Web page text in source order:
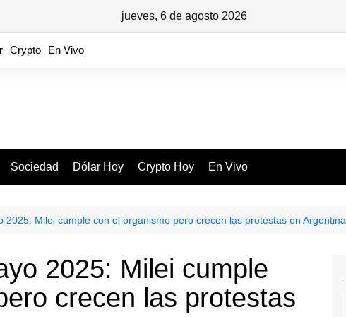
jueves, 6 de agosto 2026
Crypto En Vivo
Sociedad Dólar Hoy Crypto Hoy En Vivo
2025: Milei cumple con el organismo pero crecen las protestas en Argentina
2025: Milei cumple
crecen las protestas